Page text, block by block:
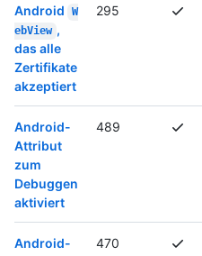
Android
W
ebView ,
das alle
Zertifikate
akzeptiert
295
Android-
Attribut
zum
Debuggen
aktiviert
489
Android-
470